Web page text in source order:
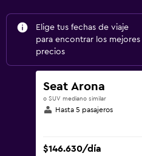
Elige tus fechas de viaje
para encontrar los mejores
precios
Seat Arona
o SUV mediano similar
Hasta 5 pasajeros
$146.630/día